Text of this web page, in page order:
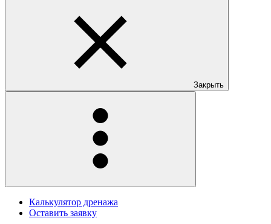
Закрыть
Калькулятор дренажа
Оставить заявку